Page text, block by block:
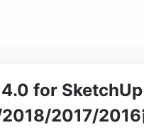
for SketchUp
2017/2016